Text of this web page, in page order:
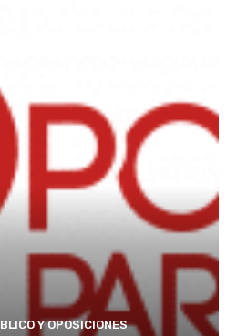
Y OPOSICIONES